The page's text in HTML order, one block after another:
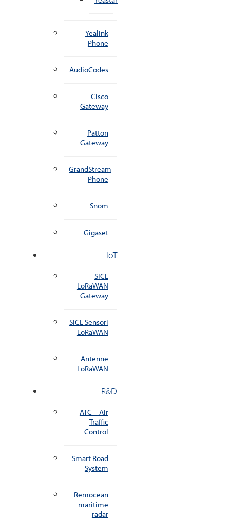
Yealink
Phone
AudioCodes
Cisco
Gateway
Patton
Gateway
GrandStream
Phone
Snom
Gigaset
IoT
SICE
LoRaWAN
Gateway
SICE Sensori
LoRaWAN
Antenne
LoRaWAN
R&D
ATC – Air
Traffic
Control
Smart Road
System
Remocean
maritime
radar